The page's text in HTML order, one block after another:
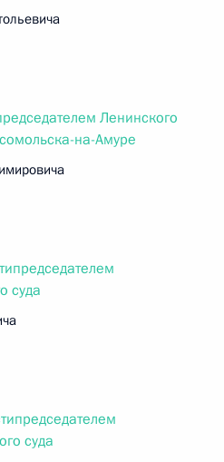
Ленинского
на-Амуре
суда
суда